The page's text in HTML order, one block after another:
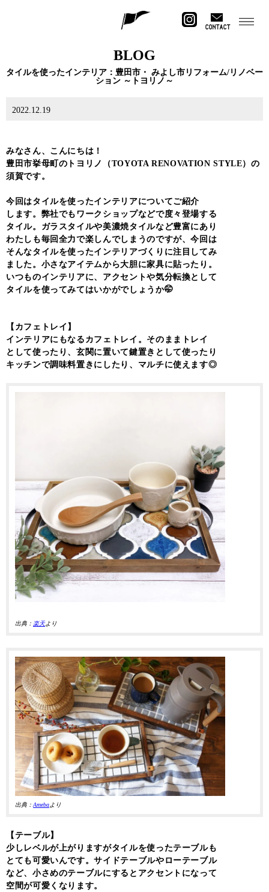
CONTACT
BLOG
タイルを使ったインテリア：豊田市・ みよし市リフォーム/リノベー
ション ～トヨリノ～
2022.12.19
みなさん、こんにちは！
豊田市挙母町のトヨリノ（TOYOTA RENOVATION STYLE）の
須賀です。
今回はタイルを使ったインテリアについてご紹介
します。弊社でもワークショップなどで度々登場する
タイル。ガラスタイルや美濃焼タイルなど豊富にあり
わたしも毎回全力で楽しんでしまうのですが、今回は
そんなタイルを使ったインテリアづくりに注目してみ
ました。小さなアイテムから大胆に家具に貼ったり。
いつものインテリアに、アクセントや気分転換として
タイルを使ってみてはいかがでしょうか🤭
【カフェトレイ】
インテリアにもなるカフェトレイ。そのままトレイ
として使ったり、玄関に置いて鍵置きとして使ったり
キッチンで調味料置きにしたり、マルチに使えます◎
出典： 楽天より
出典：Amebaより
【テーブル】
少しレベルが上がりますがタイルを使ったテーブルも
とても可愛いんです。サイドテーブルやローテーブル
など、小さめのテーブルにするとアクセントになって
空間が可愛くなります。